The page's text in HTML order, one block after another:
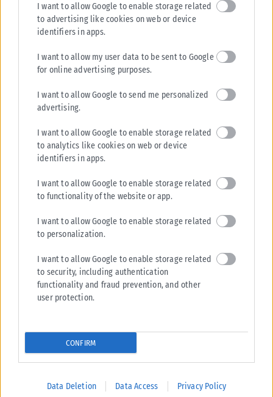
I want to allow Google to enable storage related
to advertising like cookies on web or device
identifiers in apps.
I want to allow my user data to be sent to Google
for online advertising purposes.
I want to allow Google to send me personalized
advertising.
I want to allow Google to enable storage related
to analytics like cookies on web or device
identifiers in apps.
I want to allow Google to enable storage related
to functionality of the website or app.
I want to allow Google to enable storage related
to personalization.
I want to allow Google to enable storage related
to security, including authentication
functionality and fraud prevention, and other
user protection.
CONFIRM
Data Deletion Data Access Privacy Policy
ΠΟΛΙΤΙΣΜΌΣ
Οι υποψήφιοι για το Παγκόσμιο Σάουντρακ της Χρονιάς
Οι Τζόνι Γκρίνγουντ, Αλεξάντρ Ντεσπλά και Χίλντουρ Γκουντναντότιρ
διεκδικούν το βραβείο Συνθέτης της Χρονιάς στα 26α Παγκόσμια
Βραβεία Σάουντρακ Κινηματογράφου....
ΑΝΑΡΤΉΘΗΚΕ ΑΠΌKARFITSANEWS 06/08/2026